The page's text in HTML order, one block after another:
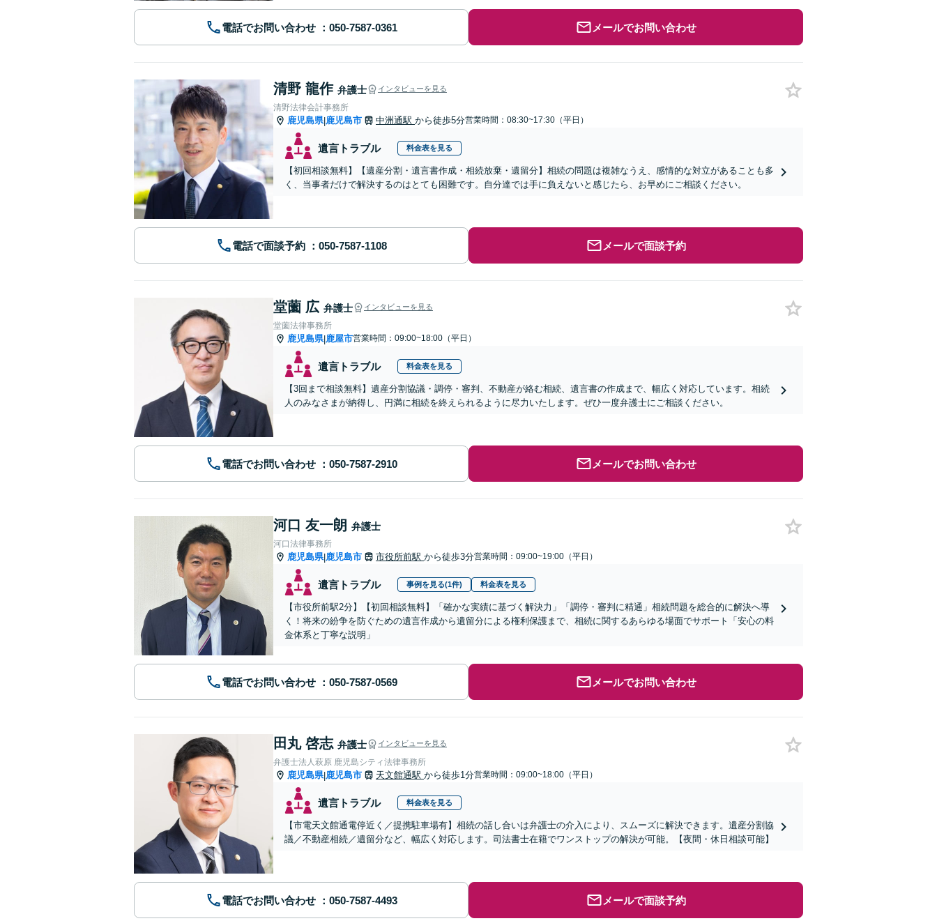
電話でお問い合わせ メールでお問い合わせ
清野 龍作 弁護士 インタビューを見る
清野法律会計事務所
鹿児島県|鹿児島市 中洲通駅 から徒歩5分営業時間：08:30~17:30（平日）
遺言トラブル 料金表を見る
【初回相談無料】【遺産分割・遺言書作成・相続放棄・遺留分】相続の問題は複雑なうえ、感情的な対立があることも多
く、当事者だけで解決するのはとても困難です。自分達では手に負えないと感じたら、お早めにご相談ください。
電話で面談予約 メールで面談予約
堂薗 広 弁護士 インタビューを見る
堂薗法律事務所
鹿児島県|鹿屋市営業時間：09:00~18:00（平日）
遺言トラブル 料金表を見る
【3回まで相談無料】遺産分割協議・調停・審判、不動産が絡む相続、遺言書の作成まで、幅広く対応しています。相続
人のみなさまが納得し、円満に相続を終えられるように尽力いたします。ぜひ一度弁護士にご相談ください。
電話でお問い合わせ メールでお問い合わせ
河口 友一朗 弁護士
河口法律事務所
鹿児島県|鹿児島市 市役所前駅 から徒歩3分営業時間：09:00~19:00（平日）
遺言トラブル 事例を見る(1件) 料金表を見る
【市役所前駅2分】【初回相談無料】「確かな実績に基づく解決力」「調停・審判に精通」相続問題を総合的に解決へ導
く！将来の紛争を防ぐための遺言作成から遺留分による権利保護まで、相続に関するあらゆる場面でサポート「安心の料
金体系と丁寧な説明」
電話でお問い合わせ メールでお問い合わせ
田丸 啓志 弁護士 インタビューを見る
弁護士法人萩原 鹿児島シティ法律事務所
鹿児島県|鹿児島市 天文館通駅 から徒歩1分営業時間：09:00~18:00（平日）
遺言トラブル 料金表を見る
【市電天文館通電停近く／提携駐車場有】相続の話し合いは弁護士の介入により、スムーズに解決できます。遺産分割協
議／不動産相続／遺留分など、幅広く対応します。司法書士在籍でワンストップの解決が可能。【夜間・休日相談可能】
電話でお問い合わせ メールで面談予約